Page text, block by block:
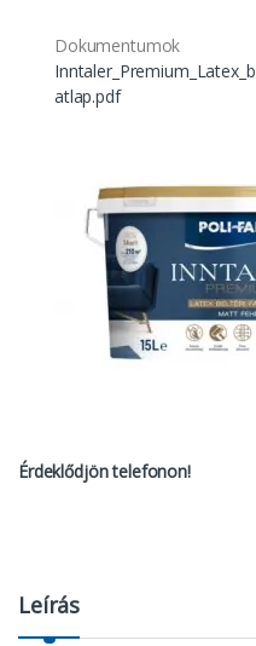
Dokumentumok
atlap.pdf
Érdeklődjön telefonon!
Leírás